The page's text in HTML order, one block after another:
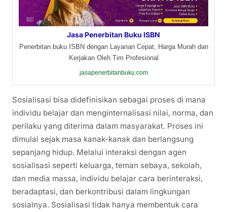
Jasa Penerbitan Buku ISBN
Penerbitan buku ISBN dengan Layanan Cepat, Harga Murah dan
Kerjakan Oleh Tim Profesional
jasapenerbitanbuku.com
Sosialisasi bisa didefinisikan sebagai proses di mana
individu belajar dan menginternalisasi nilai, norma, dan
perilaku yang diterima dalam masyarakat. Proses ini
dimulai sejak masa kanak-kanak dan berlangsung
sepanjang hidup. Melalui interaksi dengan agen
sosialisasi seperti keluarga, teman sebaya, sekolah,
dan media massa, individu belajar cara berinteraksi,
beradaptasi, dan berkontribusi dalam lingkungan
sosialnya. Sosialisasi tidak hanya membentuk cara